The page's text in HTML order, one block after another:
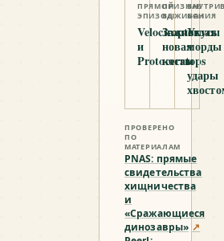
ПРЯМОЙ
ЭПИЗОД
Velociraptor
и
Protoceratops
ПРИЗНАК
ВЫЖИВАНИЯ
Зажившая
новая
кость
БОИ
Укусы
морды
и
удары
ПРОВЕРЕНО
ПО
МАТЕРИАЛАМ
PNAS: прямые
свидетельства
хищничества
и
«Сражающиеся
динозавры» ↗